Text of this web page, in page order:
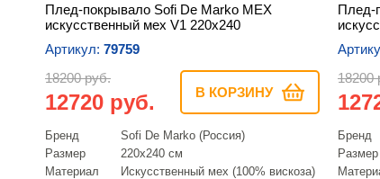
Плед-покрывало Sofi De Marko МЕХ
искусственный мех V1 220х240
Артикул: 79759
18200 руб.
12720 руб. В КОРЗИНУ
Бренд
Sofi De Marko (Россия)
Размер
220х240 см
Материал
Искусcтвенный мех (100% вискоза)
Плед-
18200
Бренд
Размер